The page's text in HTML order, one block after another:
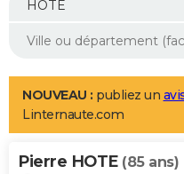
Mobiles
Meilleur smartphone
Internet
Ordinateurs
Jeux vidéo
Guide high-tech
Aménagement intérieur
LIFESTYLE
Art de vivre
Bien-être
Loisirs
Mode
Modes de vie
Alimentation
Guide de la santé
Maladies
Médicaments
Sommeil
VOYAGE
NOUVEAU : publiez un
Linternaute.com
Pierre HOTE (85 ans)